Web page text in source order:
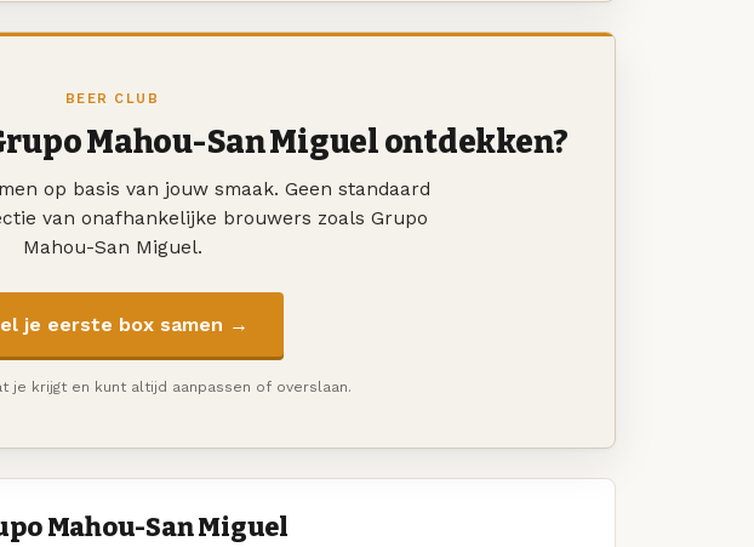
BEER CLUB
Mahou-San Miguel ontdekken?
op basis van jouw smaak. Geen standaard
van onafhankelijke brouwers zoals Grupo
Mahou-San Miguel.
je eerste box samen →
je krijgt en kunt altijd aanpassen of overslaan.
Mahou-San Miguel